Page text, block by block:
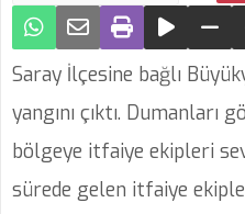
Saray İlçesine bağlı
yangını çıktı.
bölgeye itfaiye ekipleri
sürede gelen itfaiye